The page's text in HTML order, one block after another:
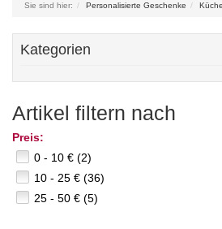
Sie sind hier: Personalisierte Geschenke
Kategorien
Artikel filtern nach
Preis:
0 - 10 € (2)
10 - 25 € (36)
25 - 50 € (5)